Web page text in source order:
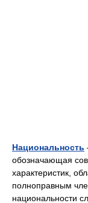
Национальность
обозначающая
характеристик,
полноправным
национальности